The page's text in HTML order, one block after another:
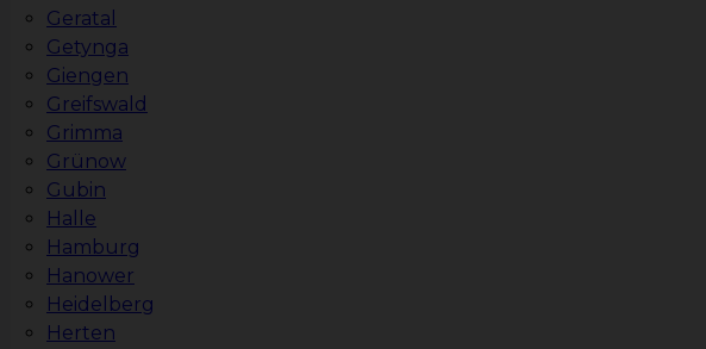
Geratal
Getynga
Giengen
Greifswald
Grimma
Grünow
Gubin
Halle
Hamburg
Hanower
Heidelberg
Herten